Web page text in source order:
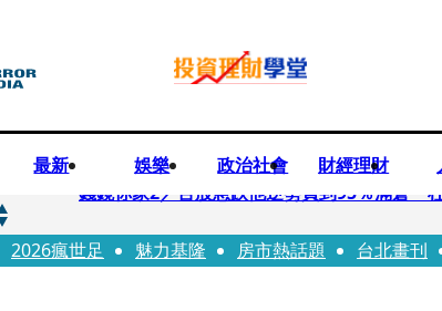
最新 娛樂 政治社會 財經理財
快訊
錢鏡你家2／台股急跌他逆勢買到95％滿倉
快訊
八月寵物月 寵物食品大廠偕獸醫師提醒飼主
2026瘋世足 魅力基隆 房市熱話題 台北畫刊